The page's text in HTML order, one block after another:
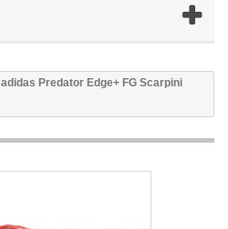
adidas Predator Edge+ FG Scarpini